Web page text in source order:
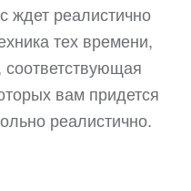
ждет реалистично
тех времени,
вам придется
реалистично.